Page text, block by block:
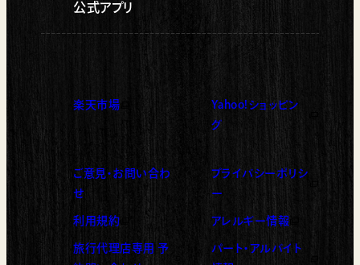
公式アプリ
楽天市場
（新しいタブで開く）
Yahoo!ショッピン
グ
（新しいタブで開く）
ご意見・お問い合わ
せ
プライバシーポリシ
ー
（新しいタブで開く）
利用規約
（新しいタブで開く）
アレルギー情報
旅行代理店専用 予
パート・アルバイト